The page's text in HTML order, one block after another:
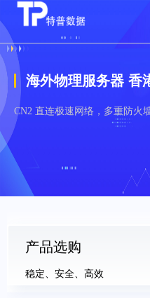
海外物理服务器 香
CN2 直连极速网络，多重防火
产品选购
稳定、安全、高效